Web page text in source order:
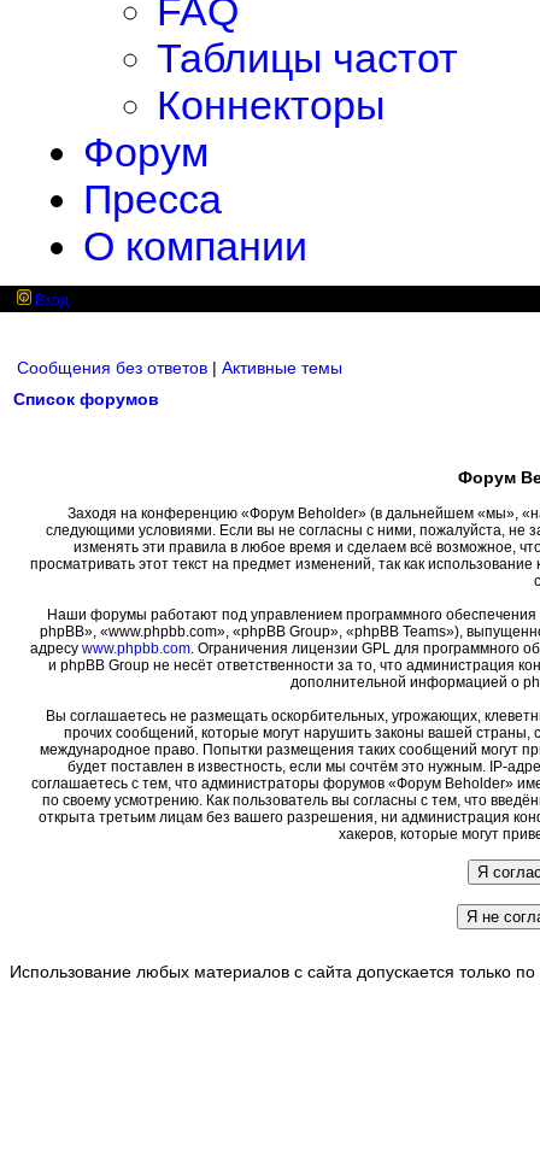
FAQ
Таблицы частот
Коннекторы
Форум
Пресса
О компании
Вход
Сообщения без ответов | Активные темы
Список форумов
Форум
Заходя на конференцию «Форум Beholder» (в дальнейшем «мы»,
следующими условиями. Если вы не согласны с ними, пожалуйста, не
изменять эти правила в любое время и сделаем всё возможное,
просматривать этот текст на предмет изменений, так как
Наши форумы работают под управлением программного
phpBB», «www.phpbb.com», «phpBB Group», «phpBB Teams»),
адресу www.phpbb.com. Ограничения лицензии GPL для программного
и phpBB Group не несёт ответственности за то, что администрация
дополнительной информацией о
Вы соглашаетесь не размещать оскорбительных, угрожающих,
прочих сообщений, которые могут нарушить законы вашей страны,
международное право. Попытки размещения таких сообщений могут
будет поставлен в известность, если мы сочтём это нужным. IP-
соглашаетесь с тем, что администраторы форумов «Форум Beholder»
по своему усмотрению. Как пользователь вы согласны с тем, что
открыта третьим лицам без вашего разрешения, ни администрация
хакеров, которые могут
Использование любых материалов с сайта допускается только